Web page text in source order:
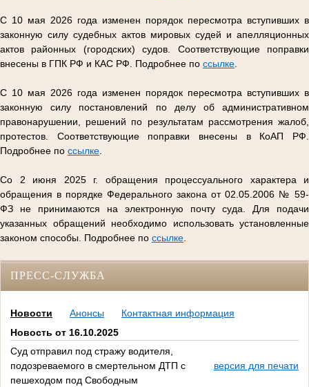
С 10 мая 2026 года изменен порядок пересмотра вступивших в
законную силу судебных актов мировых судей и апелляционных
актов районных (городских) судов. Соответствующие поправки
внесены в ГПК РФ и КАС РФ. Подробнее по ссылке
С 10 мая 2026 года изменен порядок пересмотра вступивших в
законную силу постановлений по делу об административном
правонарушении, решений по результатам рассмотрения жалоб,
протестов. Соответствующие поправки внесены в КоАП РФ.
Подробнее по ссылке
Со 2 июня 2025 г. обращения процессуального характера и
обращения в порядке Федерального закона от 02.05.2006 № 59-
ФЗ не принимаются на электронную почту суда. Для подачи
указанных обращений необходимо использовать установленные
законом способы. Подробнее по ссылке
ПРЕСС-СЛУЖБА
Новости Анонсы
Контактная информация
Новость от 16.10.2025
Суд отправил под стражу водителя,
подозреваемого в смертельном ДТП с
пешеходом под Свободным
версия для печати